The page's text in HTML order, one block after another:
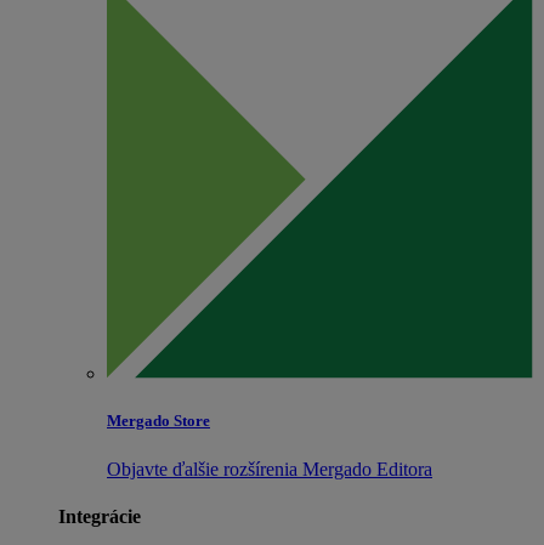
Mergado Store
Objavte ďalšie rozšírenia Mergado Editora
Integrácie